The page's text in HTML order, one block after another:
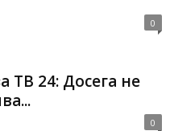
0
ТВ 24: Досега не
0